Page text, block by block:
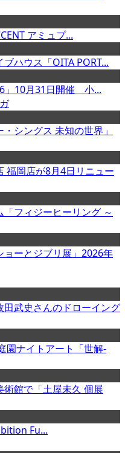
アミュプ...
ハウス「OITA PORT...
」10月31日開催 小...
シングス 未知の世界」
福岡店が8月4日リニュー
フィジーヒーリング ～
ーとジブリ展」2026年
武史さんのドローイング
園ナイトアート「世解-
館で「土屋未久 個展
Fu...